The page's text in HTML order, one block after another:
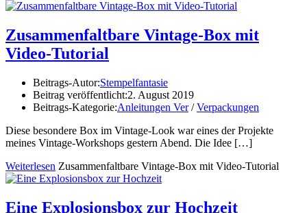
Zusammenfaltbare Vintage-Box mit
Video-Tutorial
Beitrags-Autor:Stempelfantasie
Beitrag veröffentlicht:2. August 2019
Beitrags-Kategorie:Anleitungen Ver / Verpackungen
Diese besondere Box im Vintage-Look war eines der Projekte
meines Vintage-Workshops gestern Abend. Die Idee […]
Weiterlesen Zusammenfaltbare Vintage-Box mit Video-Tutorial
Eine Explosionsbox zur Hochzeit